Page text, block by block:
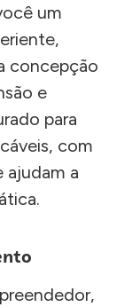
um
concepção
e
para
com
ajudam a